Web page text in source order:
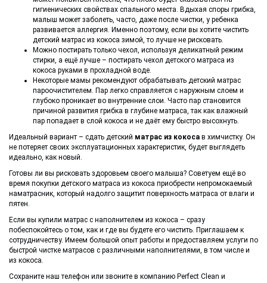
гигиенических свойствах спального места. Вдыхая споры грибка,
малыш может заболеть, часто, даже после чистки, у ребенка
развивается аллергия. Именно поэтому, если вы хотите чистить
детский матрас из кокоса зимой, то лучше не рисковать.
Можно постирать только чехол, используя деликатный режим
стирки, а ещё лучше – постирать чехол детского матраса из
кокоса руками в прохладной воде.
Некоторые мамы рекомендуют обрабатывать детский матрас
пароочистителем. Пар легко справляется с наружным слоем и
глубоко проникает во внутренние слои. Часто пар становится
причиной развития грибка в глубине матраса, так как влажный
пар попадает в слой кокоса и не даёт ему быстро высохнуть.
Идеальный вариант – сдать детский матрас из кокоса в химчистку. Он
не потеряет своих эксплуатационных характеристик, будет выглядеть
идеально, как новый.
Готовы ли вы рисковать здоровьем своего малыша? Советуем ещё во
время покупки детского матраса из кокоса приобрести непромокаемый
наматрасник, который надолго защитит поверхность матраса от влаги и
пятен.
Если вы купили матрас с наполнителем из кокоса – сразу
побеспокойтесь о том, как и где вы будете его чистить. Приглашаем к
сотрудничеству. Имеем большой опыт работы и предоставляем услуги по
быстрой чистке матрасов с различными наполнителями, в том числе и
из кокоса.
Сохраните наш телефон или звоните в компанию Perfect Clean и